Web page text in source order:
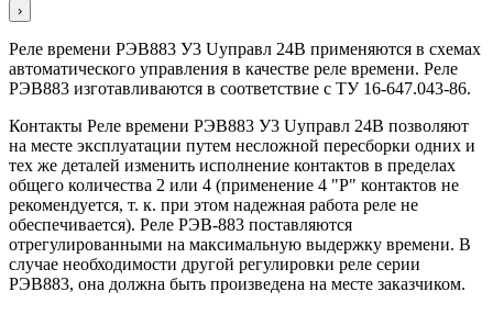
›
Реле времени РЭВ883 У3 Uуправл 24В применяются в схемах
автоматического управления в качестве реле времени. Реле
РЭВ883 изготавливаются в соответствие с ТУ 16-647.043-86.
Контакты Реле времени РЭВ883 У3 Uуправл 24В позволяют
на месте эксплуатации путем несложной пересборки одних и
тех же деталей изменить исполнение контактов в пределах
общего количества 2 или 4 (применение 4 "Р" контактов не
рекомендуется, т. к. при этом надежная работа реле не
обеспечивается). Реле РЭВ-883 поставляются
отрегулированными на максимальную выдержку времени. В
случае необходимости другой регулировки реле серии
РЭВ883, она должна быть произведена на месте заказчиком.